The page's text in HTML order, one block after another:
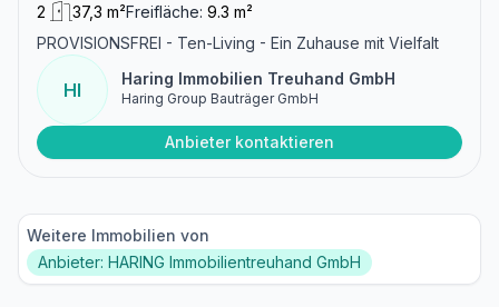
2 37,3 m²Freifläche: 9.3 m²
PROVISIONSFREI - Ten-Living - Ein Zuhause mit Vielfalt
HI
Haring Immobilien Treuhand GmbH
Haring Group Bauträger GmbH
Anbieter kontaktieren
Weitere Immobilien von
Anbieter: HARING Immobilientreuhand GmbH